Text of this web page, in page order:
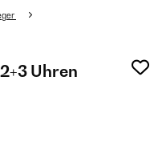
Uhren